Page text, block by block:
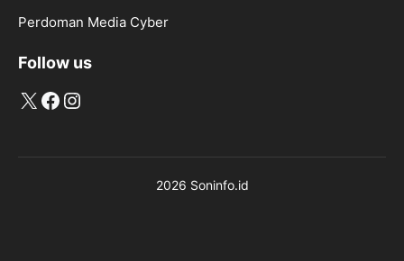
Perdoman Media Cyber
Follow us
X Facebook
Instagram
2026 Soninfo.id